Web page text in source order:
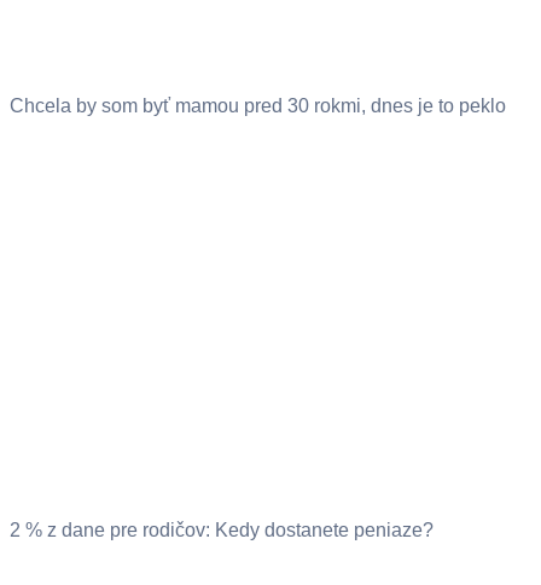
Chcela by som byť mamou pred 30 rokmi, dnes je to peklo
2 % z dane pre rodičov: Kedy dostanete peniaze?